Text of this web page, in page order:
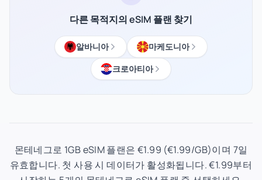
다른 목적지의 eSIM 플랜 찾기
알바니아
마케도니아
크로아티아
몬테네그로 1GB eSIM 플랜은 €1.99 (€1.99/GB)이며 7일
유효합니다. 첫 사용 시 데이터가 활성화됩니다. €1.99부터